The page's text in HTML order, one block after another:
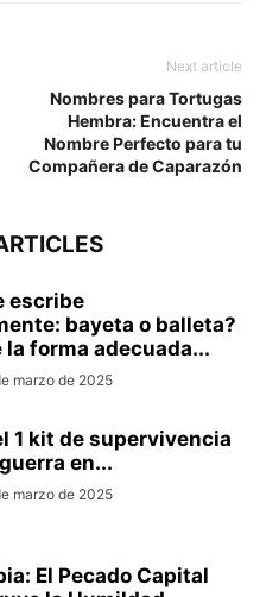
Next article
Nombres para Tortugas
Hembra: Encuentra el
Nombre Perfecto para tu
Compañera de Caparazón
escribe
bayeta o balleta?
la forma adecuada...
marzo de 2025
1 kit de supervivencia
en...
marzo de 2025
El Pecado Capital